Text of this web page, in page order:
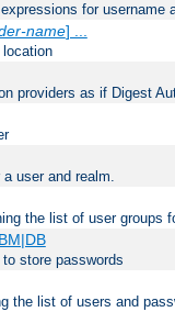
for username
name] ...
providers as if Digest
user and realm.
the list of user groups
store passwords
the list of users and